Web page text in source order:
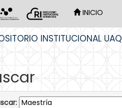
INICIO
INSTITUCIONAL UAQ